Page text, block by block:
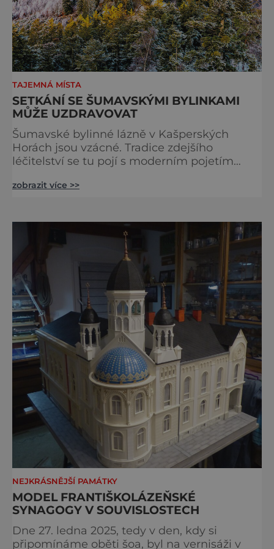
TAJEMNÁ MÍSTA
SETKÁNÍ SE ŠUMAVSKÝMI BYLINKAMI
MŮŽE UZDRAVOVAT
Šumavské bylinné lázně v Kašperských
Horách jsou vzácné. Tradice zdejšího
léčitelství se tu pojí s moderním pojetím
naprosto výjimečné a přitom vlastně totálně
přímo v historickém centru městečka
nedaleko řeky Otavy, po
zobrazit více >>
NEJKRÁSNĚJŠÍ PAMÁTKY
MODEL FRANTIŠKOLÁZEŇSKÉ
SYNAGOGY V SOUVISLOSTECH
Dne 27. ledna 2025, tedy v den, kdy si
připomínáme oběti šoa, byl na vernisáži v